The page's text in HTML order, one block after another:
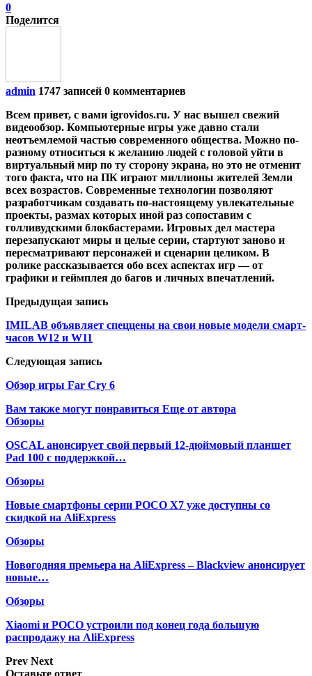
0
Поделится
admin 1747 записей 0 комментариев
Всем привет, с вами igrovidos.ru. У нас вышел свежий
видеообзор. Компьютерные игры уже давно стали
неотъемлемой частью современного общества. Можно по-
разному относиться к желанию людей с головой уйти в
виртуальный мир по ту сторону экрана, но это не отменит
того факта, что на ПК играют миллионы жителей Земли
всех возрастов. Современные технологии позволяют
разработчикам создавать по-настоящему увлекательные
проекты, размах которых иной раз сопоставим с
голливудскими блокбастерами. Игровых дел мастера
перезапускают миры и целые серии, стартуют заново и
пересматривают персонажей и сценарии целиком. В
ролике рассказывается обо всех аспектах игр — от
графики и геймплея до багов и личных впечатлений.
Предыдущая запись
IMILAB объявляет спеццены на свои новые модели смарт-
часов W12 и W11
Следующая запись
Обзор игры Far Cry 6
Вам также могут понравиться Еще от автора
Обзоры
OSCAL анонсирует свой первый 12-дюймовый планшет
Pad 100 с поддержкой…
Обзоры
Новые смартфоны серии POCO X7 уже доступны со
скидкой на AliExpress
Обзоры
Новогодняя премьера на AliExpress – Blackview анонсирует
новые…
Обзоры
Xiaomi и POCO устроили под конец года большую
распродажу на AliExpress
Prev Next
Оставьте ответ